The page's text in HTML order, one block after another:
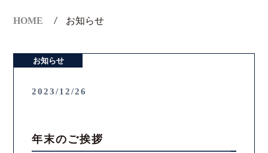
HOME お知らせ
お知らせ
2023/12/26
年末のご挨拶